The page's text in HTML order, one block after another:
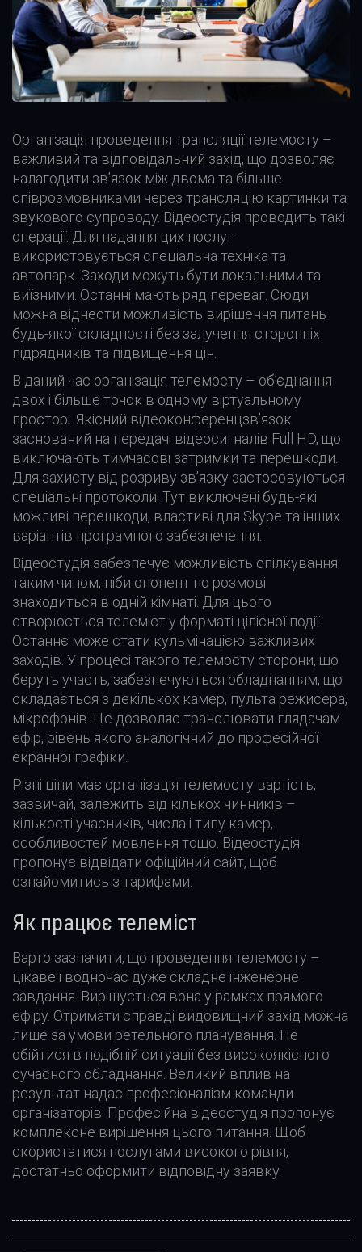
Організація проведення трансляції телемосту –
важливий та відповідальний захід, що дозволяє
налагодити зв’язок між двома та більше
співрозмовниками через трансляцію картинки та
звукового супроводу. Відеостудія проводить такі
операції. Для надання цих послуг
використовується спеціальна техніка та
автопарк. Заходи можуть бути локальними та
виїзними. Останні мають ряд переваг. Сюди
можна віднести можливість вирішення питань
будь-якої складності без залучення сторонніх
підрядників та підвищення цін.
В даний час організація телемосту – об’єднання
двох і більше точок в одному віртуальному
просторі. Якісний відеоконференцзв’язок
заснований на передачі відеосигналів Full HD, що
виключають тимчасові затримки та перешкоди.
Для захисту від розриву зв’язку застосовуються
спеціальні протоколи. Тут виключені будь-які
можливі перешкоди, властиві для Skype та інших
варіантів програмного забезпечення.
Відеостудія забезпечує можливість спілкування
таким чином, ніби опонент по розмові
знаходиться в одній кімнаті. Для цього
створюється телеміст у форматі цілісної події.
Останнє може стати кульмінацією важливих
заходів. У процесі такого телемосту сторони, що
беруть участь, забезпечуються обладнанням, що
складається з декількох камер, пульта режисера,
мікрофонів. Це дозволяє транслювати глядачам
ефір, рівень якого аналогічний до професійної
екранної графіки.
Різні ціни має організація телемосту вартість,
зазвичай, залежить від кількох чинників –
кількості учасників, числа і типу камер,
особливостей мовлення тощо. Відеостудія
пропонує відвідати офіційний сайт, щоб
ознайомитись з тарифами.
Як працює телеміст
Варто зазначити, що проведення телемосту –
цікаве і водночас дуже складне інженерне
завдання. Вирішується вона у рамках прямого
ефіру. Отримати справді видовищний захід можна
лише за умови ретельного планування. Не
обійтися в подібній ситуації без високоякісного
сучасного обладнання. Великий вплив на
результат надає професіоналізм команди
організаторів. Професійна відеостудія пропонує
комплексне вирішення цього питання. Щоб
скористатися послугами високого рівня,
достатньо оформити відповідну заявку.